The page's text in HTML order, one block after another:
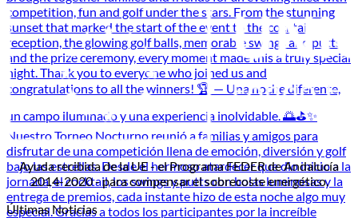
Ayuda recibida de la UE - el Programa FEDER de Andalucía
2014-2020 - para compensar el sobrecoste energético.
Últimas Noticias